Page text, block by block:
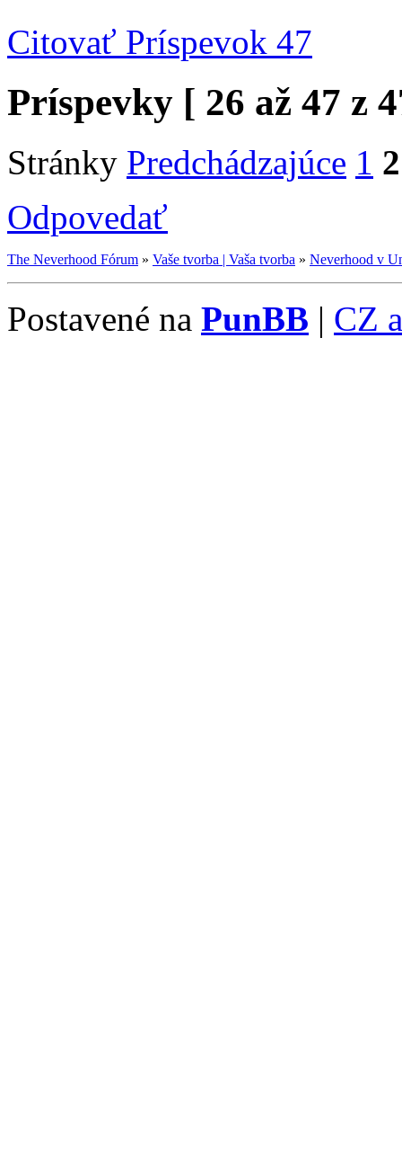
Citovať Príspevok 47
Príspevky [ 26 až 47 z
Stránky Predchádzajúce 1 2
Odpovedať
The Neverhood Fórum » Vaše tvorba | Vaša tvorba » Neverhood v
Postavené na PunBB | CZ